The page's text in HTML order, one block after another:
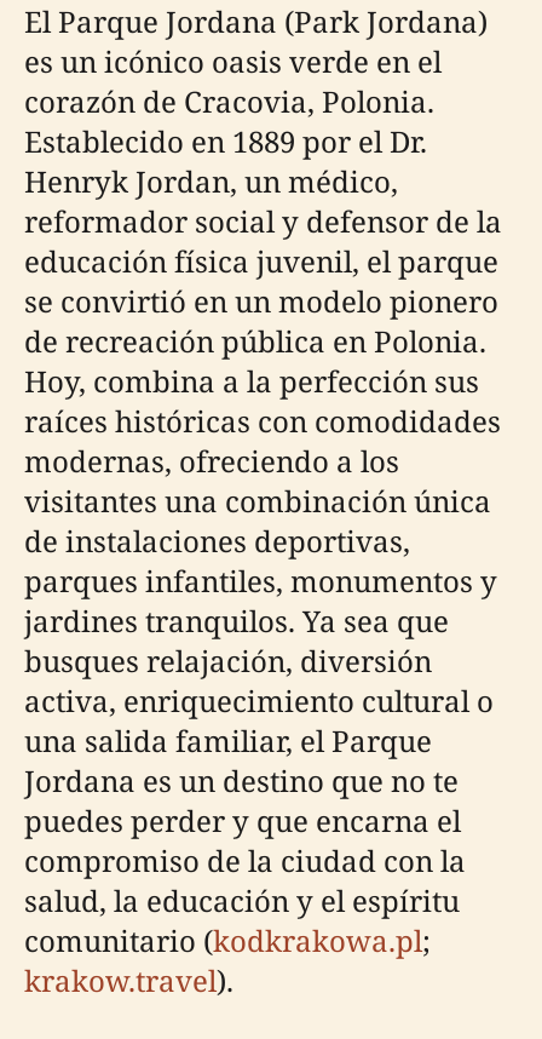
El Parque Jordana (Park Jordana)
es un icónico oasis verde en el
corazón de Cracovia, Polonia.
Establecido en 1889 por el Dr.
Henryk Jordan, un médico,
reformador social y defensor de la
educación física juvenil, el parque
se convirtió en un modelo pionero
de recreación pública en Polonia.
Hoy, combina a la perfección sus
raíces históricas con comodidades
modernas, ofreciendo a los
visitantes una combinación única
de instalaciones deportivas,
parques infantiles, monumentos y
jardines tranquilos. Ya sea que
busques relajación, diversión
activa, enriquecimiento cultural o
una salida familiar, el Parque
Jordana es un destino que no te
puedes perder y que encarna el
compromiso de la ciudad con la
salud, la educación y el espíritu
comunitario (kodkrakowa.pl;
krakow.travel).